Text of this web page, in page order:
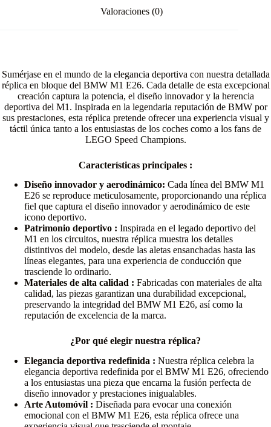
Valoraciones (0)
Sumérjase en el mundo de la elegancia deportiva con nuestra detallada
réplica en bloque del BMW M1 E26. Cada detalle de esta excepcional
creación captura la potencia, el diseño innovador y la herencia
deportiva del M1. Inspirada en la legendaria reputación de BMW por
sus prestaciones, esta réplica pretende ofrecer una experiencia visual y
táctil única tanto a los entusiastas de los coches como a los fans de
LEGO Speed Champions.
Características principales :
Diseño innovador y aerodinámico: Cada línea del BMW M1
E26 se reproduce meticulosamente, proporcionando una réplica
fiel que captura el diseño innovador y aerodinámico de este
icono deportivo.
Patrimonio deportivo : Inspirada en el legado deportivo del
M1 en los circuitos, nuestra réplica muestra los detalles
distintivos del modelo, desde las aletas ensanchadas hasta las
líneas elegantes, para una experiencia de conducción que
trasciende lo ordinario.
Materiales de alta calidad : Fabricadas con materiales de alta
calidad, las piezas garantizan una durabilidad excepcional,
preservando la integridad del BMW M1 E26, así como la
reputación de excelencia de la marca.
¿Por qué elegir nuestra réplica?
Elegancia deportiva redefinida : Nuestra réplica celebra la
elegancia deportiva redefinida por el BMW M1 E26, ofreciendo
a los entusiastas una pieza que encarna la fusión perfecta de
diseño innovador y prestaciones inigualables.
Arte Automóvil : Diseñada para evocar una conexión
emocional con el BMW M1 E26, esta réplica ofrece una